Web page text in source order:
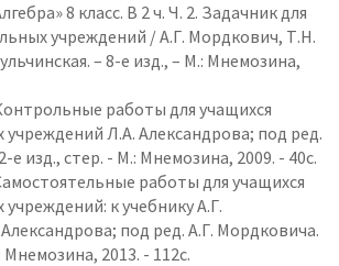
8 класс. В 2 ч. Ч. 2. Задачник для
учреждений / А.Г. Мордкович, Т.Н.
– 8-е изд., – М.: Мнемозина,
работы для учащихся
Л.А. Александрова; под ред.
е изд., стер. - М.: Мнемозина, 2009. - 40с.
работы для учащихся
к учебнику А.Г.
под ред. А.Г. Мордковича.
2013. - 112с.